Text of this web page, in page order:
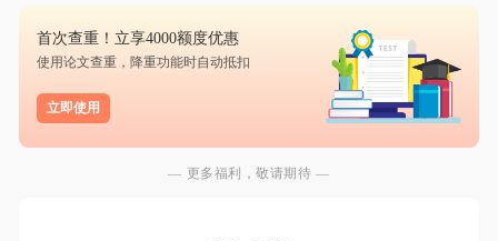
首次查重！立享4000额度优惠
使用论文查重，降重功能时自动抵扣
立即使用
— 更多福利，敬请期待 —